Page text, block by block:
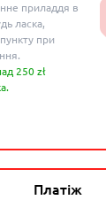
приладдя в
ласка,
при
250 zł
Платіж